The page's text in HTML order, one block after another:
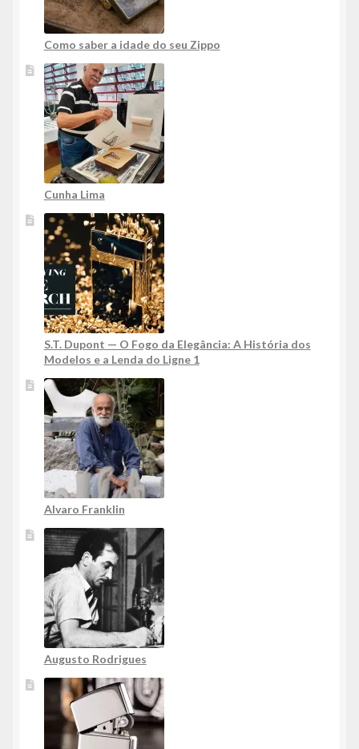
Como saber a idade do seu Zippo
Cunha Lima
S.T. Dupont — O Fogo da Elegância: A História dos
Modelos e a Lenda do Ligne 1
Alvaro Franklin
Augusto Rodrigues